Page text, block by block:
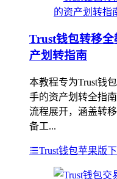
Trust钱包转移
产划转指南
本教程专为Trust钱
手的资产划转全指
流程展开，涵盖转
备工...
Trust钱包苹果版